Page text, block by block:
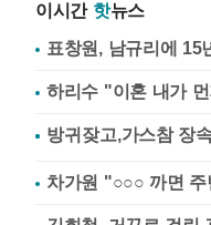
이시간 핫뉴스
표창원, 남규리에
하리수 "이혼 내가
차가원 "○○○ 까면